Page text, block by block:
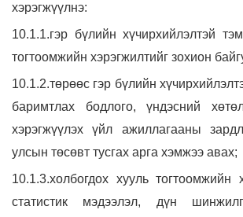
хэрэгжүүлнэ:
10.1.1.гэр бүлийн хүчирхийлэлтэй
тогтоомжийн хэрэгжилтийг зохион
10.1.2.төрөөс гэр бүлийн
баримтлах бодлого, үндэсний
хэрэгжүүлэх үйл ажиллагааны
улсын төсөвт тусгах арга хэмжээ авах;
10.1.3.холбогдох хууль тогтоомжийн
статистик мэдээлэл, дүн